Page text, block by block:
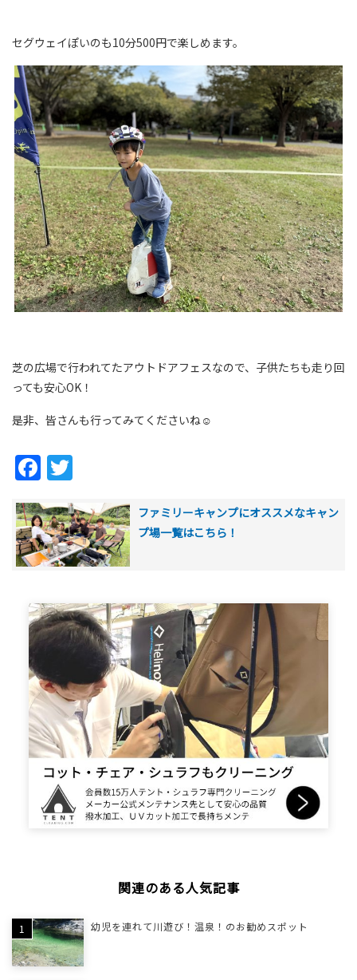
セグウェイぽいのも10分500円で楽しめます。
芝の広場で行われてたアウトドアフェスなので、子供たちも走り回
っても安心OK！
是非、皆さんも行ってみてくださいね☺
Facebook
ファミリーキャンプにオススメなキャン
プ場一覧はこちら！
関連のある人気記事
幼児を連れて川遊び！温泉！のお勧めスポット